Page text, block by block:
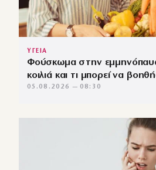
ΥΓΕΙΑ
Φούσκωμα στην
κοιλιά και τι μπορεί να
05.08.2026 — 08:30